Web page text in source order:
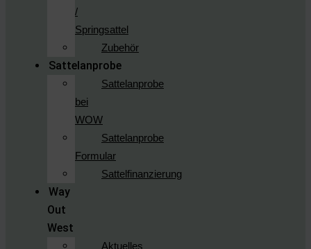
/
Springsattel
Zubehör
Sattelanprobe
Sattelanprobe
bei
WOW
Sattelanprobe
Formular
Sattelfinanzierung
Way
Out
West
Aktuelles